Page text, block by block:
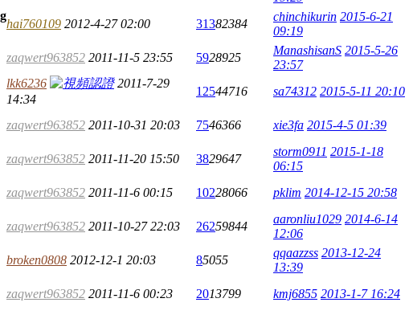
hai760109 2012-4-27 02:00 31382384
chinchikurin 2015-6-21
09:19
zaqwert963852 2011-11-5 23:55 5928925
ManashisanS 2015-5-26
23:57
lkk6236
2011-7-29
14:34
12544716 sa74312 2015-5-11 20:10
zaqwert963852 2011-10-31 20:03 7546366 xie3fa 2015-4-5 01:39
zaqwert963852 2011-11-20 15:50 3829647
storm0911 2015-1-18
06:15
zaqwert963852 2011-11-6 00:15 10228066 pklim 2014-12-15 20:58
zaqwert963852 2011-10-27 22:03 26259844
aaronliu1029 2014-6-14
12:06
broken0808 2012-12-1 20:03 85055
qqaazzss 2013-12-24
13:39
zaqwert963852 2011-11-6 00:23 2013799 kmj6855 2013-1-7 16:24